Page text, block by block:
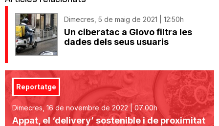
Dimecres, 5 de maig de 2021 | 12:50h
Un ciberatac a Glovo filtra les
dades dels seus usuaris
Reportatge
Dimecres, 16 de novembre de 2022 | 07:00h
Appat, el ‘delivery’ sostenible i de proximitat